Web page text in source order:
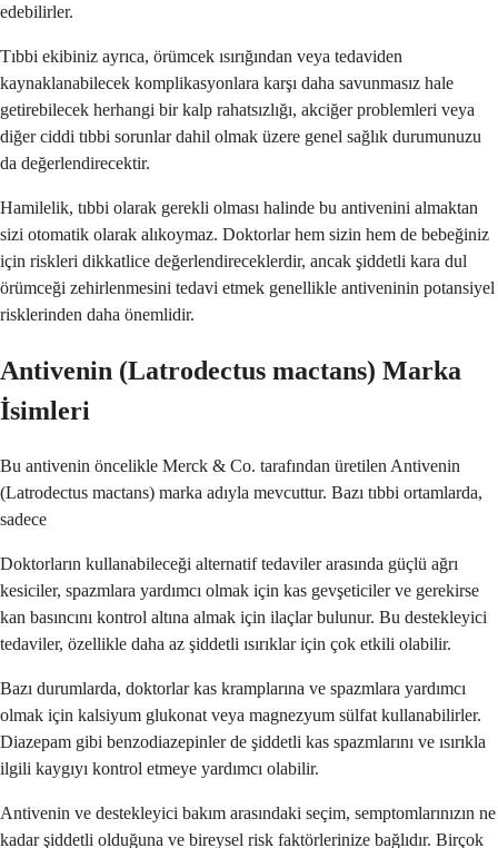
edebilirler.
Tıbbi ekibiniz ayrıca, örümcek ısırığından veya tedaviden
kaynaklanabilecek komplikasyonlara karşı daha savunmasız hale
getirebilecek herhangi bir kalp rahatsızlığı, akciğer problemleri veya
diğer ciddi tıbbi sorunlar dahil olmak üzere genel sağlık durumunuzu
da değerlendirecektir.
Hamilelik, tıbbi olarak gerekli olması halinde bu antivenini almaktan
sizi otomatik olarak alıkoymaz. Doktorlar hem sizin hem de bebeğiniz
için riskleri dikkatlice değerlendireceklerdir, ancak şiddetli kara dul
örümceği zehirlenmesini tedavi etmek genellikle antiveninin potansiyel
risklerinden daha önemlidir.
Antivenin (Latrodectus mactans) Marka
İsimleri
Bu antivenin öncelikle Merck & Co. tarafından üretilen Antivenin
(Latrodectus mactans) marka adıyla mevcuttur. Bazı tıbbi ortamlarda,
sadece
Doktorların kullanabileceği alternatif tedaviler arasında güçlü ağrı
kesiciler, spazmlara yardımcı olmak için kas gevşeticiler ve gerekirse
kan basıncını kontrol altına almak için ilaçlar bulunur. Bu destekleyici
tedaviler, özellikle daha az şiddetli ısırıklar için çok etkili olabilir.
Bazı durumlarda, doktorlar kas kramplarına ve spazmlara yardımcı
olmak için kalsiyum glukonat veya magnezyum sülfat kullanabilirler.
Diazepam gibi benzodiazepinler de şiddetli kas spazmlarını ve ısırıkla
ilgili kaygıyı kontrol etmeye yardımcı olabilir.
Antivenin ve destekleyici bakım arasındaki seçim, semptomlarınızın ne
kadar şiddetli olduğuna ve bireysel risk faktörlerinize bağlıdır. Birçok